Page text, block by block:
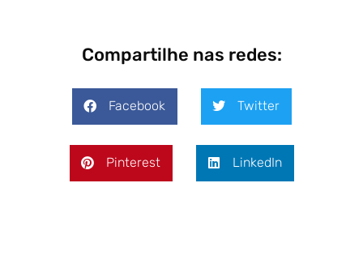
Compartilhe nas redes:
Facebook Twitter
Pinterest LinkedIn